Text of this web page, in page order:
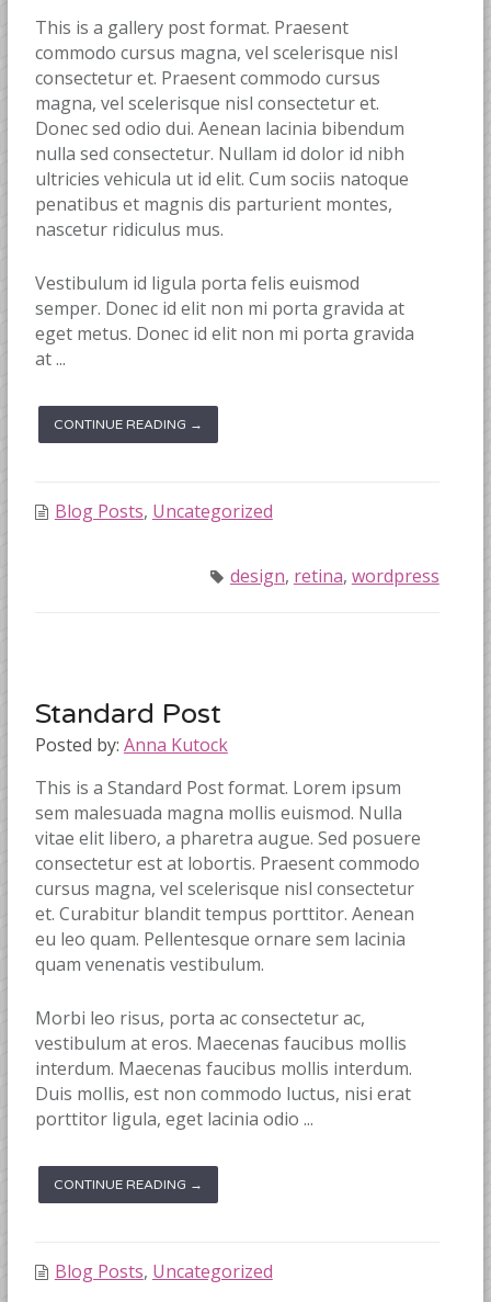
This is a gallery post format. Praesent
commodo cursus magna, vel scelerisque nisl
consectetur et. Praesent commodo cursus
magna, vel scelerisque nisl consectetur et.
Donec sed odio dui. Aenean lacinia bibendum
nulla sed consectetur. Nullam id dolor id nibh
ultricies vehicula ut id elit. Cum sociis natoque
penatibus et magnis dis parturient montes,
nascetur ridiculus mus.
Vestibulum id ligula porta felis euismod
semper. Donec id elit non mi porta gravida at
eget metus. Donec id elit non mi porta gravida
at ...
CONTINUE READING →
Blog Posts, Uncategorized
design, retina, wordpress
Standard Post
Posted by: Anna Kutock
This is a Standard Post format. Lorem ipsum
sem malesuada magna mollis euismod. Nulla
vitae elit libero, a pharetra augue. Sed posuere
consectetur est at lobortis. Praesent commodo
cursus magna, vel scelerisque nisl consectetur
et. Curabitur blandit tempus porttitor. Aenean
eu leo quam. Pellentesque ornare sem lacinia
quam venenatis vestibulum.
Morbi leo risus, porta ac consectetur ac,
vestibulum at eros. Maecenas faucibus mollis
interdum. Maecenas faucibus mollis interdum.
Duis mollis, est non commodo luctus, nisi erat
porttitor ligula, eget lacinia odio ...
CONTINUE READING →
Blog Posts, Uncategorized